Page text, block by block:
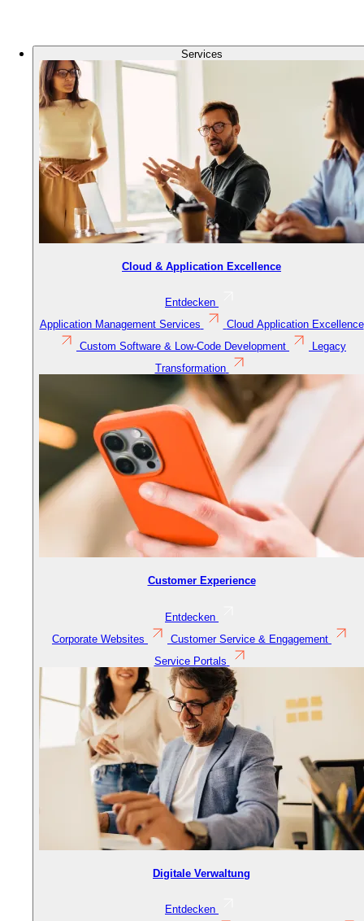
Services
Cloud & Application Excellence
Entdecken
Application Management Services
Cloud Application Excellence
Custom Software & Low-Code Development
Legacy
Transformation
Customer Experience
Entdecken
Corporate Websites
Customer Service & Engagement
Service Portals
Digitale Verwaltung
Entdecken